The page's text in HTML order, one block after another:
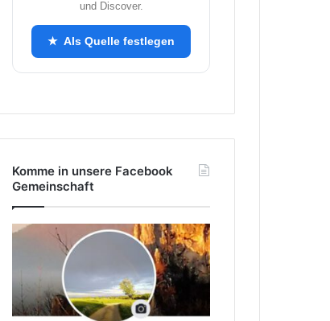
und Discover.
★ Als Quelle festlegen
Komme in unsere Facebook
Gemeinschaft